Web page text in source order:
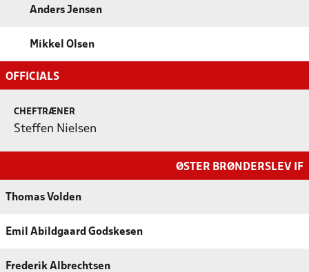
Anders Jensen
Mikkel Olsen
OFFICIALS
CHEFTRÆNER
Steffen Nielsen
ØSTER BRØNDERSLEV IF
Thomas Volden
Emil Abildgaard Godskesen
Frederik Albrechtsen